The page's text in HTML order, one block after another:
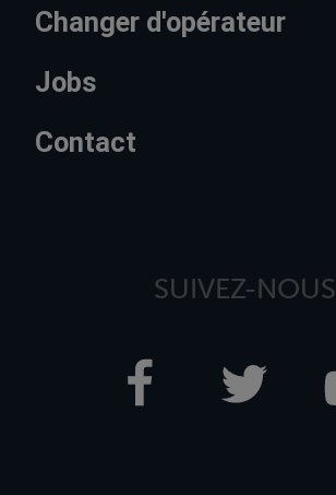
Changer d'opérateur
Jobs
Contact
SUIVEZ-NOUS